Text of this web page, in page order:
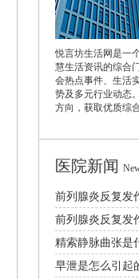
悦言坊生活网是一
慧生活资讯的综合
会热点事件、生活
势及多元行业动态
方向，获取优质综
医院新闻
前列腺炎反复发
治疗与预防全攻
前列腺炎反复发
治疗与日常护理
精索静脉曲张是
症状需要手术吗
早泄是怎么引起